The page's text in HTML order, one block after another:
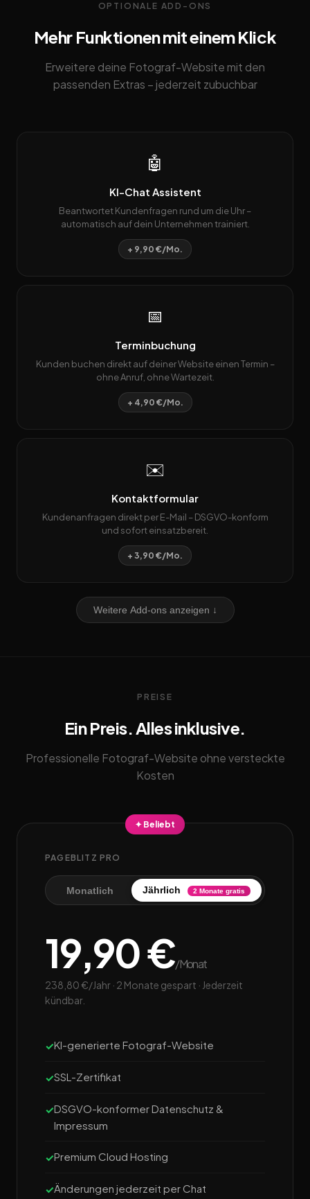
OPTIONALE ADD-ONS
Mehr Funktionen mit einem Klick
Erweitere deine Fotograf-Website mit den
passenden Extras – jederzeit zubuchbar
🤖
KI-Chat Assistent
Beantwortet Kundenfragen rund um die Uhr –
automatisch auf dein Unternehmen trainiert.
+ 9,90 €/Mo.
📅
Terminbuchung
Kunden buchen direkt auf deiner Website einen Termin –
ohne Anruf, ohne Wartezeit.
+ 4,90 €/Mo.
✉️
Kontaktformular
Kundenanfragen direkt per E-Mail – DSGVO-konform
und sofort einsatzbereit.
+ 3,90 €/Mo.
Weitere Add-ons anzeigen ↓
PREISE
Ein Preis. Alles inklusive.
Professionelle Fotograf-Website ohne versteckte
Kosten
✦ Beliebt
PAGEBLITZ PRO
Monatlich Jährlich 2 Monate gratis
19,90 €/Monat
238,80 €/Jahr · 2 Monate gespart · Jederzeit
kündbar.
KI-generierte Fotograf-Website
SSL-Zertifikat
DSGVO-konformer Datenschutz &
Impressum
Premium Cloud Hosting
Änderungen jederzeit per Chat